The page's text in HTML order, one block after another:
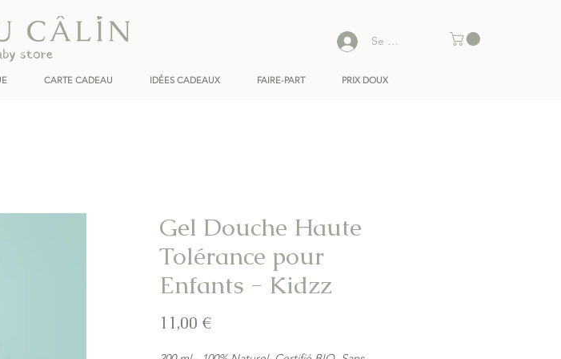
CARTE CADEAU IDÉES CADEAUX FAIRE-PART PRIX DOUX
Se connecter
Gel Douche Haute
Tolérance pour
Enfants - Kidzz
11,00 €Prix